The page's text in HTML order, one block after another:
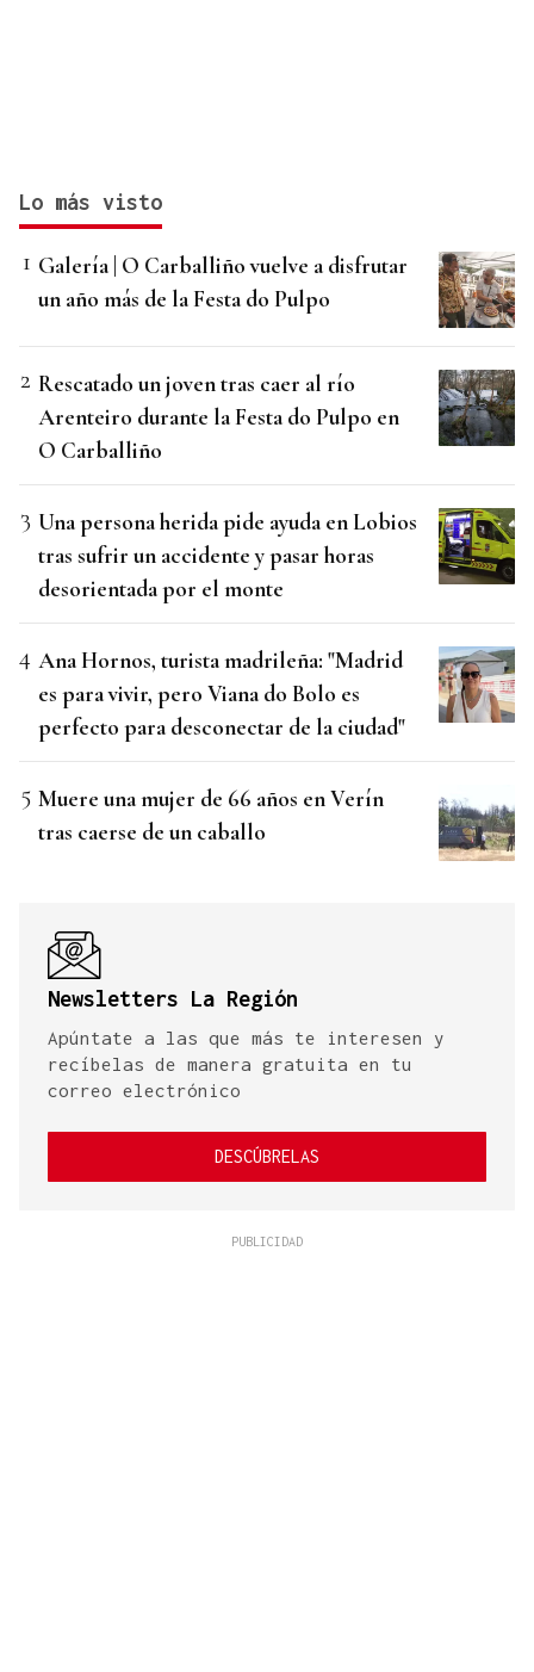
Lo más visto
Galería | O Carballiño vuelve a disfrutar
un año más de la Festa do Pulpo
Rescatado un joven tras caer al río
Arenteiro durante la Festa do Pulpo en
O Carballiño
Una persona herida pide ayuda en Lobios
tras sufrir un accidente y pasar horas
desorientada por el monte
Ana Hornos, turista madrileña: "Madrid
es para vivir, pero Viana do Bolo es
perfecto para desconectar de la ciudad"
Muere una mujer de 66 años en Verín
tras caerse de un caballo
Newsletters La Región
Apúntate a las que más te interesen y
recíbelas de manera gratuita en tu
correo electrónico
DESCÚBRELAS